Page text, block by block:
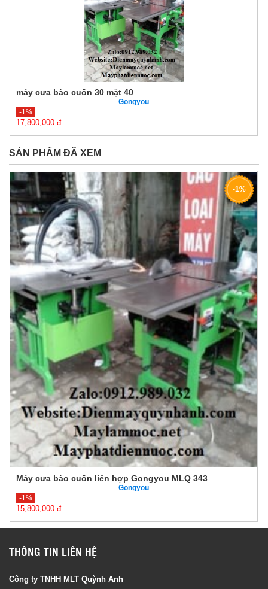
máy cưa bào cuốn 30 mặt 40
Gongyou
-1%
17,800,000 đ
SẢN PHẨM ĐÃ XEM
-1%
Máy cưa bào cuốn liên hợp Gongyou MLQ 343
Gongyou
-1%
15,800,000 đ
15,900,000 đ
THÔNG TIN LIÊN HỆ
Công ty TNHH MLT Quỳnh Anh